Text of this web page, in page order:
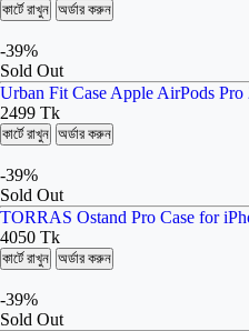
কার্টে রাখুন অর্ডার করুন
-39%
Sold Out
Urban Fit Case Apple AirPods Pro
2499 Tk
কার্টে রাখুন অর্ডার করুন
-39%
Sold Out
TORRAS Ostand Pro Case for
4050 Tk
কার্টে রাখুন অর্ডার করুন
-39%
Sold Out